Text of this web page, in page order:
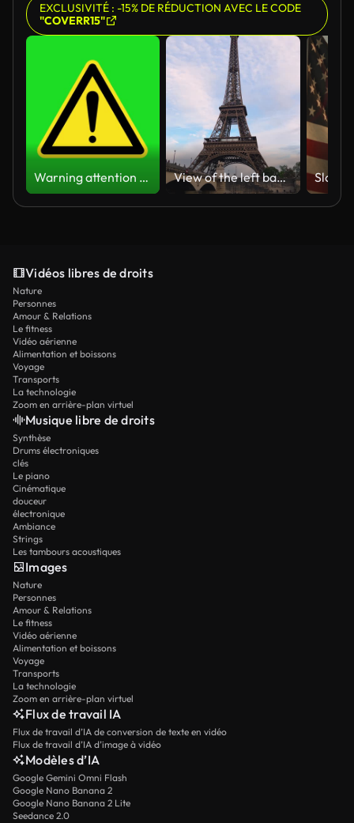
EXCLUSIVITÉ : -15% DE RÉDUCTION AVEC LE CODE
"COVERR15"
Warning attention yellow hazard message street sign 4k green screen caution animation View of the left bank of the Seine River, the Eiffel Tower, boats sailing on the river, the Quai Jacques-Chirac embankment and Pont d'Iena, Jena Bridge spanning the River Seine of Paris, France.
Vidéos libres de droits
Nature
Personnes
Amour & Relations
Le fitness
Vidéo aérienne
Alimentation et boissons
Voyage
Transports
La technologie
Zoom en arrière-plan virtuel
Musique libre de droits
Synthèse
Drums électroniques
clés
Le piano
Cinématique
douceur
électronique
Ambiance
Strings
Les tambours acoustiques
Images
Nature
Personnes
Amour & Relations
Le fitness
Vidéo aérienne
Alimentation et boissons
Voyage
Transports
La technologie
Zoom en arrière-plan virtuel
Flux de travail IA
Flux de travail d’IA de conversion de texte en vidéo
Flux de travail d’IA d’image à vidéo
Modèles d’IA
Google Gemini Omni Flash
Google Nano Banana 2
Google Nano Banana 2 Lite
Seedance 2.0